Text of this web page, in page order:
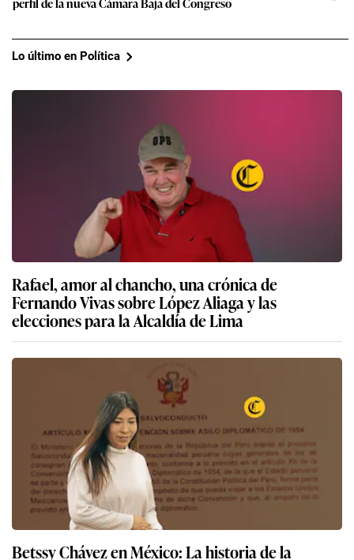
Rafael, amor al chancho, una crónica de
Fernando Vivas sobre López Aliaga y las
elecciones para la Alcaldía de Lima
Betssy Chávez en México: La historia de la
decisión de otorgarle el salvoconducto